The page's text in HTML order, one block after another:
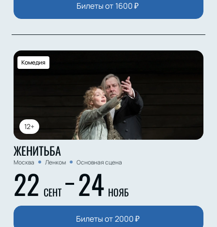
Билеты от 1600₽
12+
Комедия
ЖЕНИТЬБА
Москва Ленком Основная сцена
22 СЕНТ 24 НОЯБ
Билеты от 2000₽